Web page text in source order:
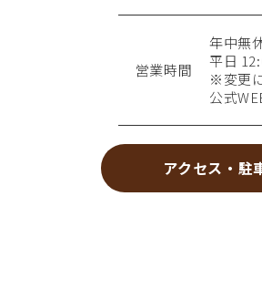
営業時間
年中無
平日
※変更
公式
アクセス・駐